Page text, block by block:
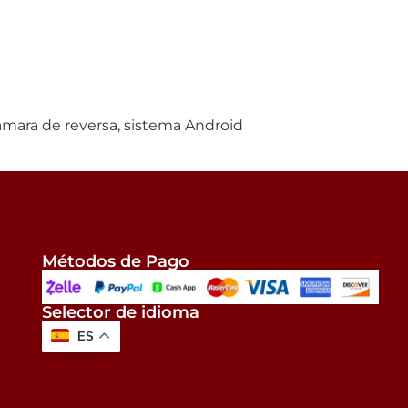
de reversa, sistema Android
Métodos de Pago
Selector de idioma
ES